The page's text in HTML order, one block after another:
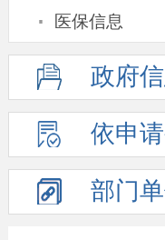
· 医保信息
政府
依申
部门